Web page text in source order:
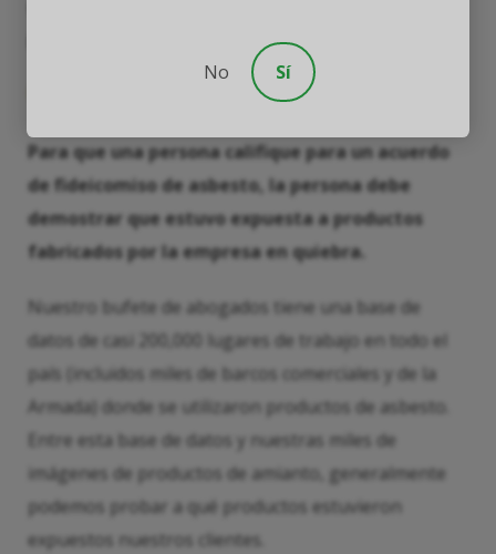
Prueba de exposición al producto:
Para que una persona califique para un acuerdo
de fideicomiso de asbesto, la persona debe
demostrar que estuvo expuesta a productos
fabricados por la empresa en quiebra.
Nuestro bufete de abogados tiene una base de
datos de casi 200,000 lugares de trabajo en todo el
país (incluidos miles de barcos comerciales y de la
Armada) donde se utilizaron productos de asbesto.
Entre esta base de datos y nuestras miles de
imágenes de productos de amianto, generalmente
podemos probar a qué productos estuvieron
expuestos nuestros clientes.
No Sí